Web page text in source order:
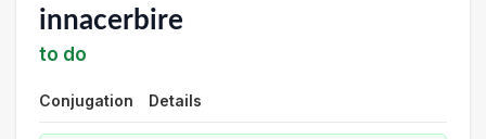
innacerbire
to do
Conjugation Details